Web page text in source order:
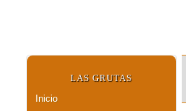
LAS GRUTAS
Inicio